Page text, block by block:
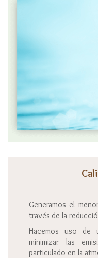
Generamos el
través de la
Hacemos uso de
minimizar las
particulado en la